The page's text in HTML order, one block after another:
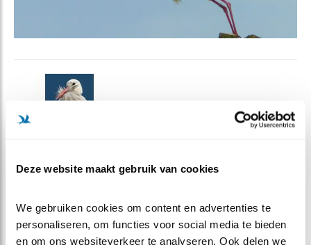
Deze website maakt gebruik van cookies
We gebruiken cookies om content en advertenties te
personaliseren, om functies voor social media te bieden
en om ons websiteverkeer te analyseren. Ook delen we
vrijwilligersorganisatie, die zich belangeloos inzet
waren de ooievaar in Nederland vrijwel
uitgestorven, door het gebruik van zware
pesticiden zoals DDT. Om de ooievaar te laten